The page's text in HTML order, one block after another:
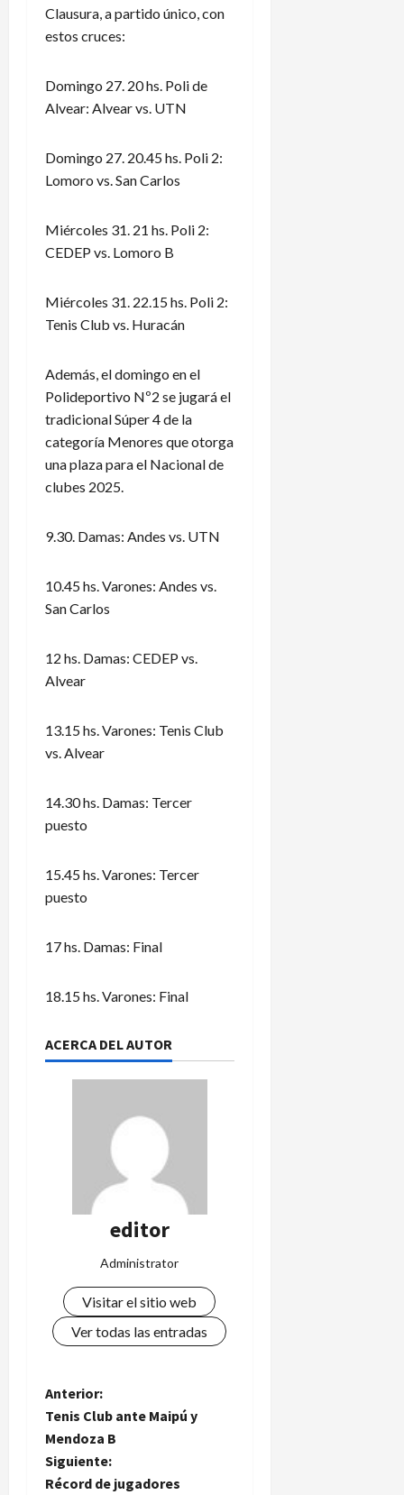
Clausura, a partido único, con
estos cruces:
Domingo 27. 20 hs. Poli de
Alvear: Alvear vs. UTN
Domingo 27. 20.45 hs. Poli 2:
Lomoro vs. San Carlos
Miércoles 31. 21 hs. Poli 2:
CEDEP vs. Lomoro B
Miércoles 31. 22.15 hs. Poli 2:
Tenis Club vs. Huracán
Además, el domingo en el
Polideportivo Nº2 se jugará el
tradicional Súper 4 de la
categoría Menores que otorga
una plaza para el Nacional de
clubes 2025.
9.30. Damas: Andes vs. UTN
10.45 hs. Varones: Andes vs.
San Carlos
12 hs. Damas: CEDEP vs.
Alvear
13.15 hs. Varones: Tenis Club
vs. Alvear
14.30 hs. Damas: Tercer
puesto
15.45 hs. Varones: Tercer
puesto
17 hs. Damas: Final
18.15 hs. Varones: Final
ACERCA DEL AUTOR
editor
Administrator
Visitar el sitio web
Ver todas las entradas
N
a
v
Anterior:
Tenis Club ante Maipú y
Mendoza B
Siguiente:
Récord de jugadores